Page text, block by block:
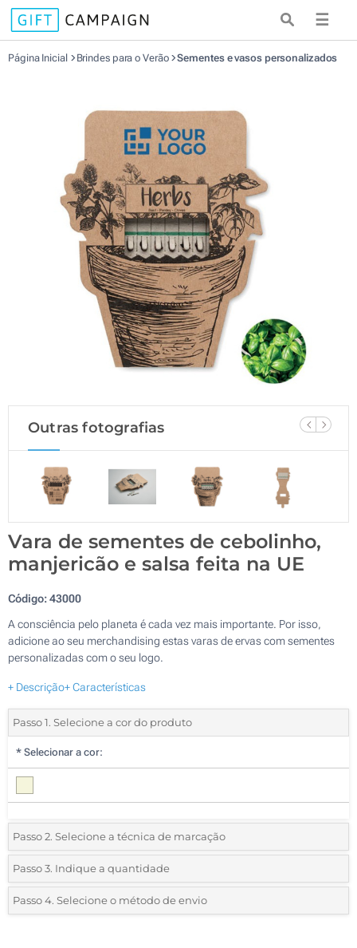
☰
Página Inicial Brindes para o Verão Sementes e vasos personalizados
Outras fotografias
Vara de sementes de cebolinho,
manjericão e salsa feita na UE
Código:43000
A consciência pelo planeta é cada vez mais importante. Por isso,
adicione ao seu merchandising estas varas de ervas com sementes
personalizadas com o seu logo.
+ Descrição+ Características
Passo 1. Selecione a cor do produto
* Selecionar a cor:
Passo 2. Selecione a técnica de marcação
*Selecione o tipo de marcação e as cores do logotipo:
1 Cor (Na caixa)
Passo 3. Indique a quantidade
*Quantidade mínima:25
Passo 4. Selecione o método de envio